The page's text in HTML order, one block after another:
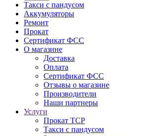
Такси с пандусом
Аккумуляторы
Ремонт
Прокат
Сертификат ФСС
О магазине
Доставка
Оплата
Сертификат ФСС
Отзывы о магазине
Производители
Наши партнеры
Услуги
Прокат ТСР
Такси с пандусом